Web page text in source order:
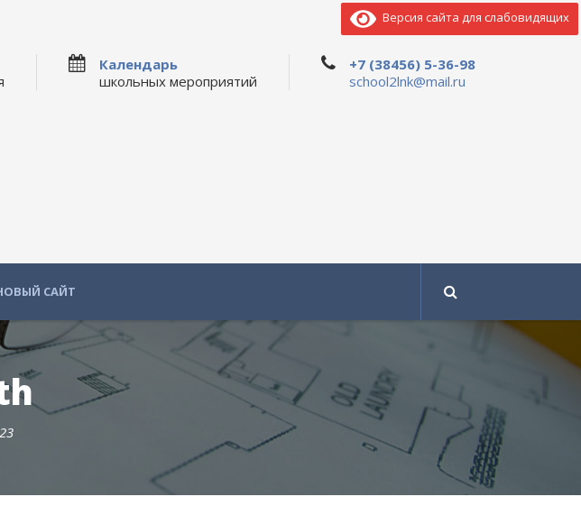
Календарь
школьных мероприятий
+7 (38456) 5-36-98
school2lnk@mail.ru
САЙТ
Версия сайта для слабовидящих